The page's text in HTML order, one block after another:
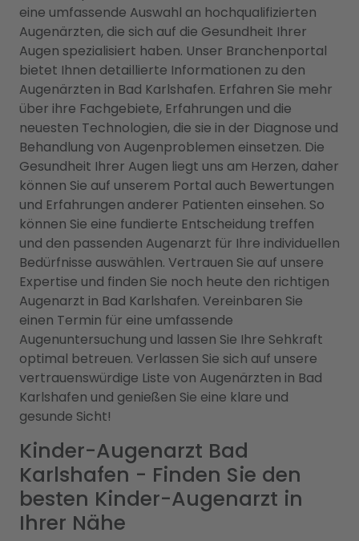
eine umfassende Auswahl an hochqualifizierten
Augenärzten, die sich auf die Gesundheit Ihrer
Augen spezialisiert haben. Unser Branchenportal
bietet Ihnen detaillierte Informationen zu den
Augenärzten in Bad Karlshafen. Erfahren Sie mehr
über ihre Fachgebiete, Erfahrungen und die
neuesten Technologien, die sie in der Diagnose und
Behandlung von Augenproblemen einsetzen. Die
Gesundheit Ihrer Augen liegt uns am Herzen, daher
können Sie auf unserem Portal auch Bewertungen
und Erfahrungen anderer Patienten einsehen. So
können Sie eine fundierte Entscheidung treffen
und den passenden Augenarzt für Ihre individuellen
Bedürfnisse auswählen. Vertrauen Sie auf unsere
Expertise und finden Sie noch heute den richtigen
Augenarzt in Bad Karlshafen. Vereinbaren Sie
einen Termin für eine umfassende
Augenuntersuchung und lassen Sie Ihre Sehkraft
optimal betreuen. Verlassen Sie sich auf unsere
vertrauenswürdige Liste von Augenärzten in Bad
Karlshafen und genießen Sie eine klare und
gesunde Sicht!
Kinder-Augenarzt Bad
Karlshafen - Finden Sie den
besten Kinder-Augenarzt in
Ihrer Nähe